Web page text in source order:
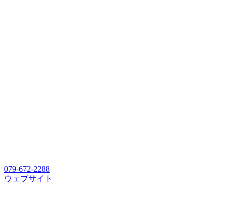
079-672-2288
ウェブサイト